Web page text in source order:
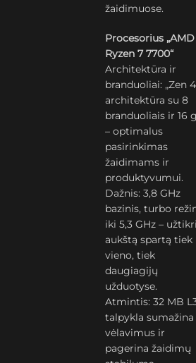
žaidimuose.
Procesorius „AMD
Ryzen 7 7700“
Architektūra ir
branduoliai: „Zen
architektūra su 8
branduoliais ir 16
– optimalus
pasirinkimas
žaidimams ir
produktyvumui.
Dažnis: 3,8 GHz
bazinis, turbo
iki 5,3 GHz –
aukštą spartą tiek
vieno, tiek
daugiagijų
užduotyse.
Atmintis: 32 MB
talpykla sumažina
vėlavimus ir
pagerina žaidimų